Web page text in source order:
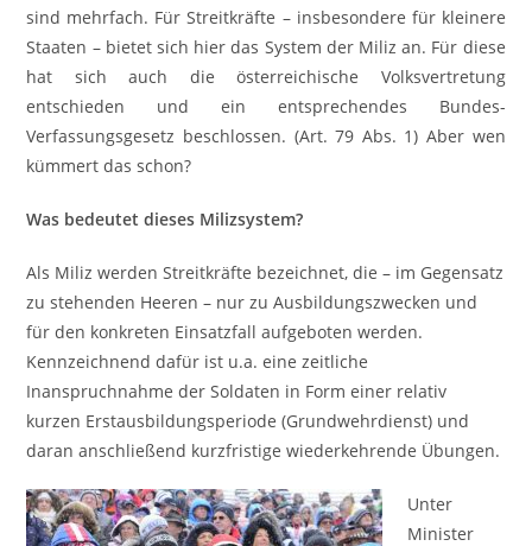
sind mehrfach. Für Streitkräfte – insbesondere für kleinere
Staaten – bietet sich hier das System der Miliz an. Für diese
hat sich auch die österreichische Volksvertretung
entschieden und ein entsprechendes Bundes-
Verfassungsgesetz beschlossen. (Art. 79 Abs. 1) Aber wen
kümmert das schon?
Was bedeutet dieses Milizsystem?
Als Miliz werden Streitkräfte bezeichnet, die – im Gegensatz
zu stehenden Heeren – nur zu Ausbildungszwecken und
für den konkreten Einsatzfall aufgeboten werden.
Kennzeichnend dafür ist u.a. eine zeitliche
Inanspruchnahme der Soldaten in Form einer relativ
kurzen Erstausbildungsperiode (Grundwehrdienst) und
daran anschließend kurzfristige wiederkehrende Übungen.
Unter
Minister